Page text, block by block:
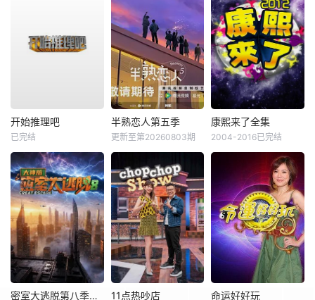
开始推理吧
已完结
半熟恋人第五季
更新至第20260803期
康熙来了全集
2004-2016已完结
密室大逃脱第八季大神版 11点热吵店 命运好好玩